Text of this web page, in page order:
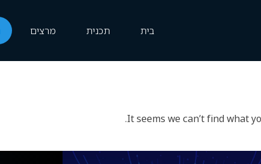
בית תכנית מרצים
It seems we can’t find what